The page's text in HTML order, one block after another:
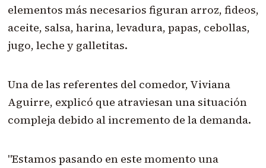
elementos más necesarios figuran arroz, fideos,
aceite, salsa, harina, levadura, papas, cebollas,
jugo, leche y galletitas.
Una de las referentes del comedor, Viviana
Aguirre, explicó que atraviesan una situación
compleja debido al incremento de la demanda.
"Estamos pasando en este momento una